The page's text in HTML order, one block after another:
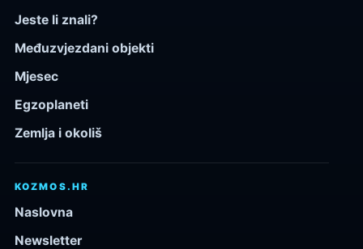
Jeste li znali?
Međuzvjezdani objekti
Mjesec
Egzoplaneti
Zemlja i okoliš
KOZMOS.HR
Naslovna
Newsletter